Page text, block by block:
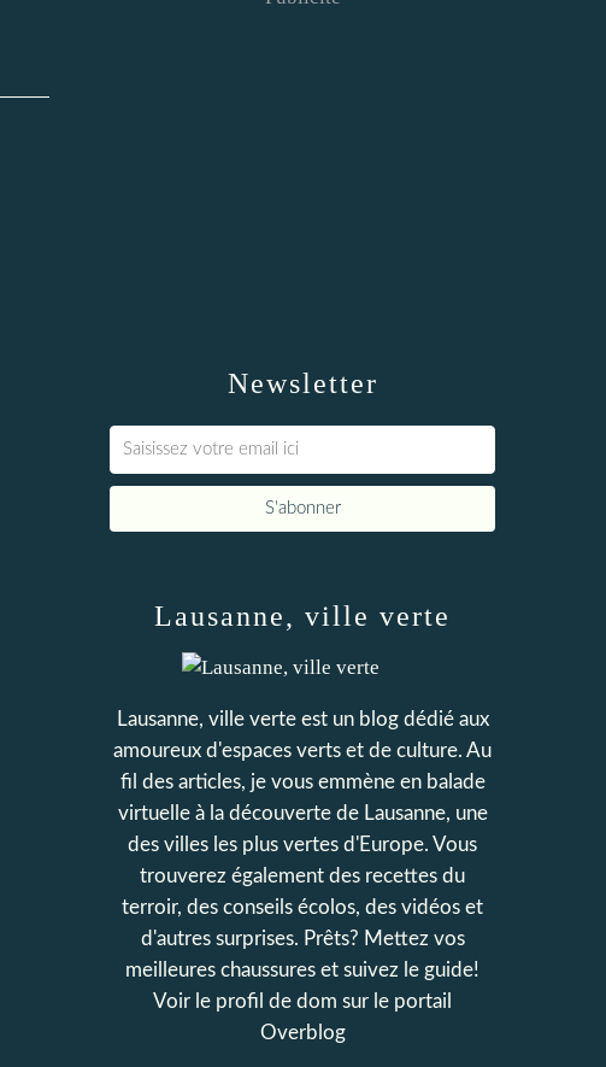
Newsletter
Lausanne, ville verte
Lausanne, ville verte est un blog dédié aux
amoureux d'espaces verts et de culture. Au
fil des articles, je vous emmène en balade
virtuelle à la découverte de Lausanne, une
des villes les plus vertes d'Europe. Vous
trouverez également des recettes du
terroir, des conseils écolos, des vidéos et
d'autres surprises. Prêts? Mettez vos
meilleures chaussures et suivez le guide!
Voir le profil de dom sur le portail
Overblog